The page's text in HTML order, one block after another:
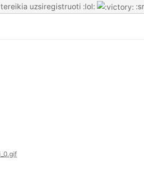
tereikia uzsiregistruoti :lol: